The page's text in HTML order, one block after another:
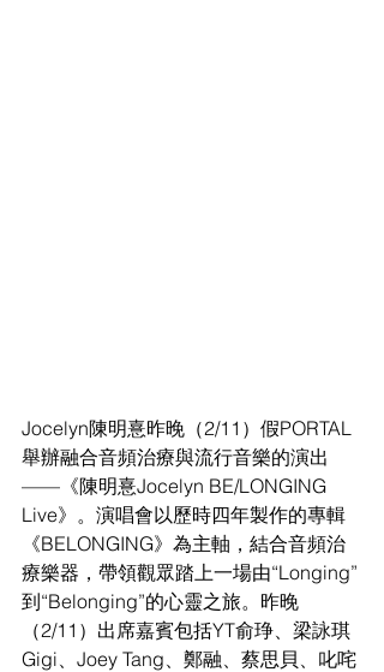
Jocelyn陳明憙昨晚（2/11）假PORTAL
舉辦融合音頻治療與流行音樂的演出
——《陳明憙Jocelyn BE/LONGING
Live》。演唱會以歷時四年製作的專輯
《BELONGING》為主軸，結合音頻治
療樂器，帶領觀眾踏上一場由“Longing”
到“Belonging”的心靈之旅。昨晚
（2/11）出席嘉賓包括YT俞琤、梁詠琪
Gigi、Joey Tang、鄭融、蔡思貝、叱咤